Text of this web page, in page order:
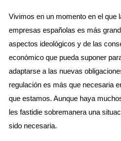
Vivimos en un momento en el que
empresas españolas es más
aspectos ideológicos y de las
económico que pueda suponer
adaptarse a las nuevas
regulación es más que necesaria
que estamos. Aunque haya
les fastidie sobremanera una
sido necesaria.